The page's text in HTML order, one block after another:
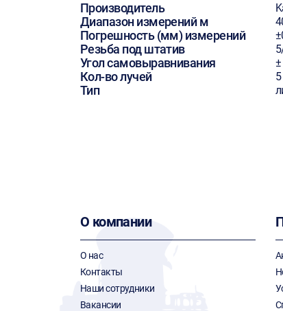
Производитель
Диапазон измерений м
Погрешность (мм) измерений
Резьба под штатив
Угол самовыравнивания ±
Кол-во лучей 5
Тип
О компании
О нас
Контакты
Наши сотрудники
Вакансии